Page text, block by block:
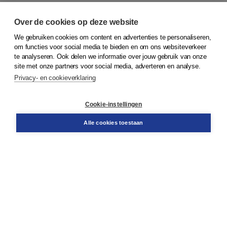
© 2026Koninklijke Boom uitgevers
Bestellen
Over de cookies op deze website
We gebruiken cookies om content en advertenties te personaliseren,
om functies voor social media te bieden en om ons websiteverkeer
te analyseren. Ook delen we informatie over jouw gebruik van onze
site met onze partners voor social media, adverteren en analyse.
Privacy- en cookieverklaring
Cookie-instellingen
Alle cookies toestaan